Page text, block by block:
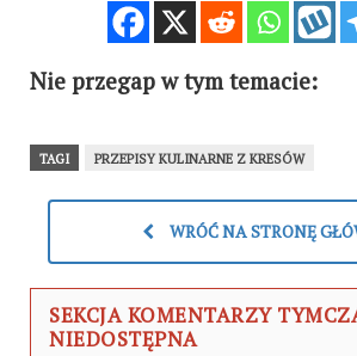
Nie przegap w tym temacie:
TAGI PRZEPISY KULINARNE Z KRESÓW
WRÓĆ NA STRONĘ
SEKCJA KOMENTARZY
NIEDOSTĘPNA